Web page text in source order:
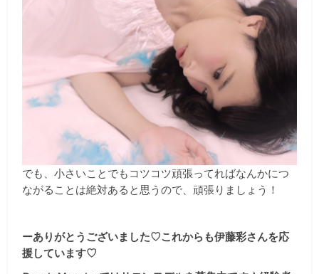
でも、小さいことでもコツコツ頑張ってればなんかにつ
ながることは絶対あると思うので、頑張りましょう！
ーありがとうございました♡これからも伊藤彩さんを応
援しています♡